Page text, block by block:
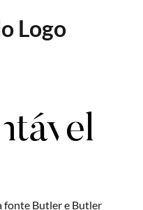
Logo
fonte Butler e Butler